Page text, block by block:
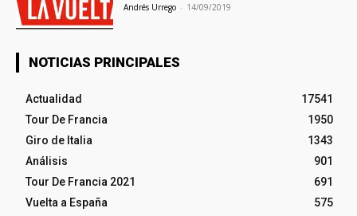
Andrés Urrego - 14/09/2019
NOTICIAS PRINCIPALES
Actualidad
17541
Tour De Francia
1950
Giro de Italia
1343
Análisis
901
Tour De Francia 2021
691
Vuelta a España
575